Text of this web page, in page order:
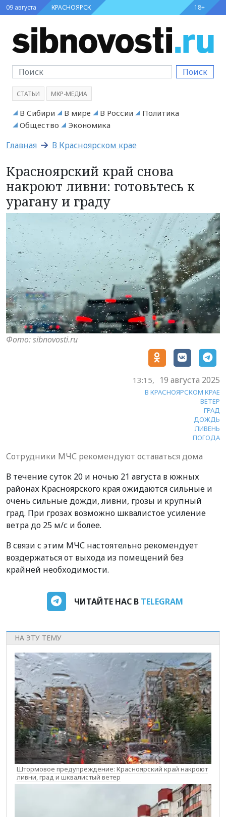
09 августа КРАСНОЯРСК 18+
Поиск
СТАТЬИ МКР-МЕДИА
В Сибири В мире В России
Политика
Общество
Экономика
Главная В Красноярском крае
Красноярский край снова
накроют ливни: готовьтесь к
урагану и граду
Фото: sibnovosti.ru
13:15, 19 августа 2025
В КРАСНОЯРСКОМ КРАЕ
ВЕТЕР
ГРАД
ДОЖДЬ
ЛИВЕНЬ
ПОГОДА
Сотрудники МЧС рекомендуют оставаться дома
В течение суток 20 и ночью 21 августа в южных
районах Красноярского края ожидаются сильные и
очень сильные дожди, ливни, грозы и крупный
град. При грозах возможно шквалистое усиление
ветра до 25 м/с и более.
В связи с этим МЧС настоятельно рекомендует
воздержаться от выхода из помещений без
крайней необходимости.
ЧИТАЙТЕ НАС В TELEGRAM
НА ЭТУ ТЕМУ
Штормовое предупреждение: Красноярский край накроют
ливни, град и шквалистый ветер